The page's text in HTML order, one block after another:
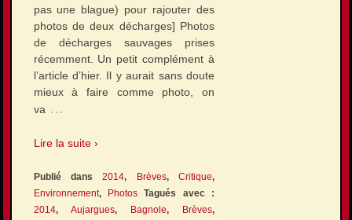
pas une blague) pour rajouter des
photos de deux décharges] Photos
de décharges sauvages prises
récemment. Un petit complément à
l’article d’hier. Il y aurait sans doute
mieux à faire comme photo, on
va …
Lire la suite ›
Publié dans2014, Brèves,Critique,
Environnement, PhotosTagués avec :
2014,Aujargues, Bagnole, Brèves,